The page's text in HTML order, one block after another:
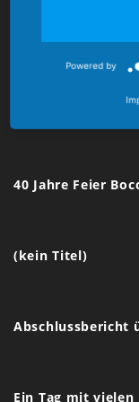
Latest
40 Jahre Feier
(kein Titel)
Abschlussbericht
Ein Tag mit
Powered by